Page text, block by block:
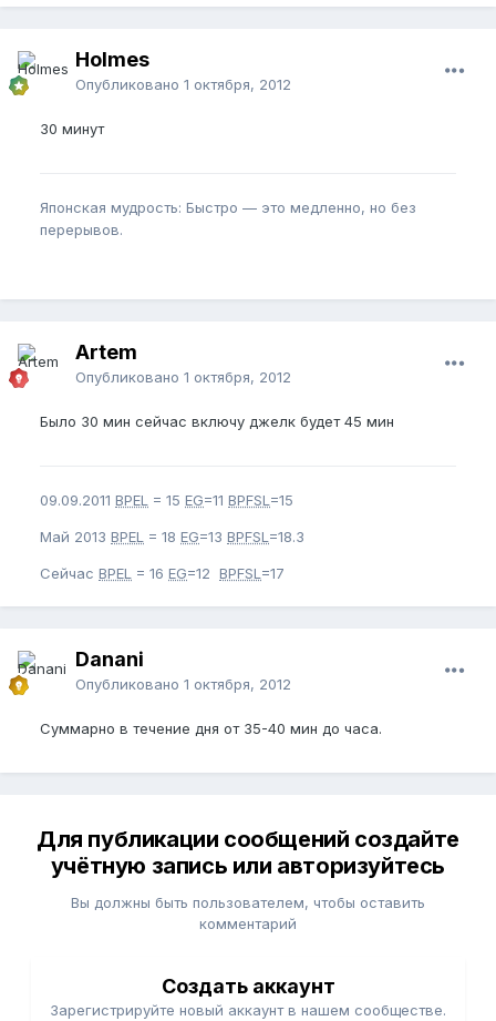
Holmes
Опубликовано 1 октября, 2012
30 минут
Японская мудрость: Быстро — это медленно, но без
перерывов.
Artem
Опубликовано 1 октября, 2012
Было 30 мин сейчас включу джелк будет 45 мин
09.09.2011 BPEL = 15 EG=11 BPFSL =15
Май 2013 BPEL = 18 EG=13 BPFSL =18.3
Сейчас BPEL = 16 EG=12 BPFSL =17
Danani
Опубликовано 1 октября, 2012
Суммарно в течение дня от 35-40 мин до часа.
Для публикации сообщений создайте
учётную запись или авторизуйтесь
Вы должны быть пользователем, чтобы оставить
комментарий
Создать аккаунт
Зарегистрируйте новый аккаунт в нашем сообществе.